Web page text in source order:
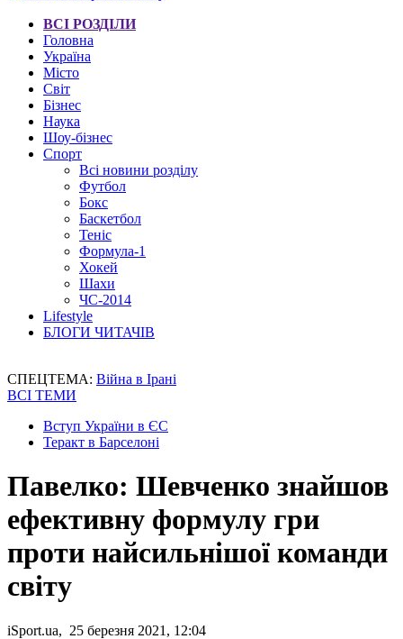
ВСІ РОЗДІЛИ
Головна
Україна
Місто
Світ
Бізнес
Наука
Шоу-бізнес
Спорт
Всі новини розділу
Футбол
Бокс
Баскетбол
Теніс
Формула-1
Хокей
Шахи
ЧС-2014
Lifestyle
БЛОГИ ЧИТАЧІВ
СПЕЦТЕМА: Війна в Ірані
ВСІ ТЕМИ
Вступ України в ЄС
Теракт в Барселоні
Павелко: Шевченко знайшов
ефективну формулу гри
проти найсильнішої команди
світу
iSport.ua, 25 березня 2021, 12:04